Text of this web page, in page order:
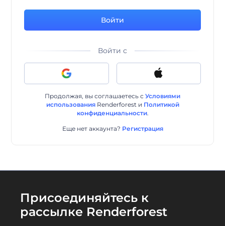
Войти
Войти с
Продолжая, вы соглашаетесь с Условиями
использованияRenderforestи Политикой
конфиденциальности.
Еще нет аккаунта? Регистрация
Присоединяйтесь к
рассылке Renderforest